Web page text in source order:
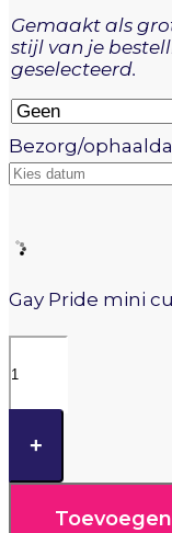
Gemaakt als
stijl van je
geselecteerd.
Bezorg/
Gay Pride mini
+